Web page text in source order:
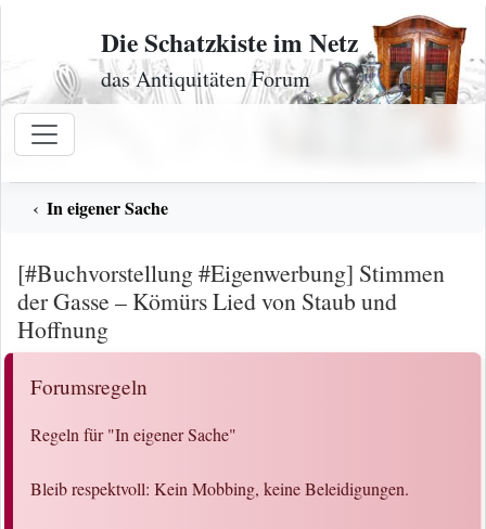
Zum Inhalt
Die Schatzkiste im Netz
das Antiquitäten Forum
In eigener Sache
[#Buchvorstellung #Eigenwerbung] Stimmen
der Gasse – Kömürs Lied von Staub und
Hoffnung
Forumsregeln
Regeln für "In eigener Sache"
Bleib respektvoll: Kein Mobbing, keine Beleidigungen.